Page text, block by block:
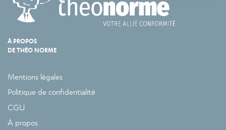
À PROPOS
DE THÉO NORME
Mentions légales
Politique de confidentialité
CGU
À propos